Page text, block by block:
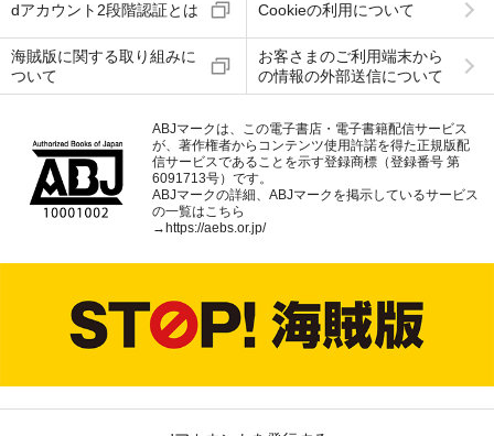
dアカウント2段階認証とは Cookieの利用について
海賊版に関する取り組みに
ついて
お客さまのご利用端末から
の情報の外部送信について
ABJマークは、この電子書店・電子書籍配信サービス
が、著作権者からコンテンツ使用許諾を得た正規版配
信サービスであることを示す登録商標（登録番号 第
6091713号）です。
ABJマークの詳細、ABJマークを掲示しているサービス
の一覧はこちら
→ https://aebs.or.jp/